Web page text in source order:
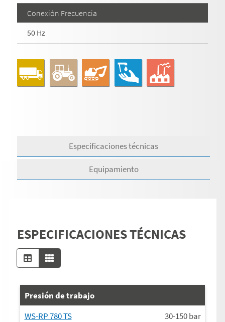
Conexión Frecuencia
50 Hz
Especificaciones técnicas
Equipamiento
ESPECIFICACIONES TÉCNICAS
Presión de trabajo
WS-RP 780 TS
30-150bar